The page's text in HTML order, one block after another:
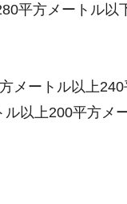
平方メートル以
メートル以上240
以上200平方メ